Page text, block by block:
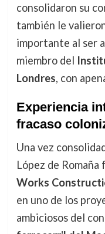
consolidaron su
también le
importante al ser
miembro del
Londres, con
Experiencia
fracaso
Una vez
López de
Works
en uno de los
ambiciosos del